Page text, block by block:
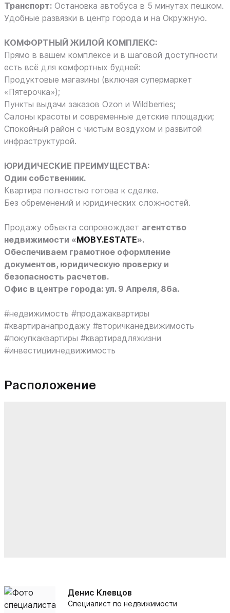
Транспорт: Остановка автобуса в 5 минутах пешком.
Удобные развязки в центр города и на Окружную.
КОМФОРТНЫЙ ЖИЛОЙ КОМПЛЕКС:
Прямо в вашем комплексе и в шаговой доступности
есть всё для комфортных будней:
Продуктовые магазины (включая супермаркет
«Пятерочка»);
Пункты выдачи заказов Ozon и Wildberries;
Салоны красоты и современные детские площадки;
Спокойный район с чистым воздухом и развитой
инфраструктурой.
ЮРИДИЧЕСКИЕ ПРЕИМУЩЕСТВА:
Один собственник.
Квартира полностью готова к сделке.
Без обременений и юридических сложностей.
Продажу объекта сопровождает агентство
недвижимости «MOBY.ESTATE».
Обеспечиваем грамотное оформление
документов, юридическую проверку и
безопасность расчетов.
Офис в центре города: ул. 9 Апреля, 86а.
#недвижимость #продажаквартиры
#квартиранапродажу #вторичканедвижимость
#покупкаквартиры #квартирадляжизни
#инвестициинедвижимость
Расположение
Денис Клевцов
Специалист по недвижимости